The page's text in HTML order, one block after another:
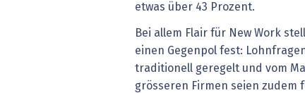
etwas über 43 Prozent.
Bei allem Flair für New Work
einen Gegenpol fest:
traditionell geregelt und vom
grösseren Firmen seien zudem